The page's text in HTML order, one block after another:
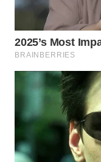
LESUNG
WN
KARO
SIMALUNGUN
LABUHANBATU